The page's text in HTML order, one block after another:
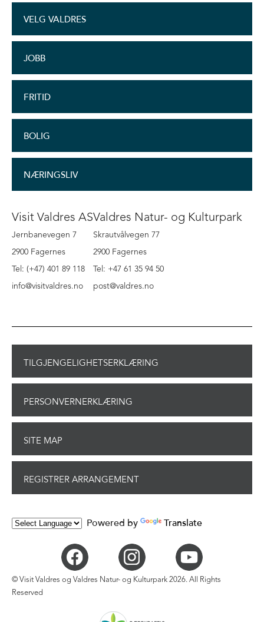
VELG VALDRES
JOBB
FRITID
BOLIG
NÆRINGSLIV
Visit Valdres AS
Jernbanevegen 7
2900 Fagernes
Tel: (+47) 401 89 118
info@visitvaldres.no
Valdres Natur- og Kulturpark
Skrautvålvegen 77
2900 Fagernes
Tel: +47 61 35 94 50
post@valdres.no
TILGJENGELIGHETSERKLÆRING
PERSONVERNERKLÆRING
SITE MAP
REGISTRER ARRANGEMENT
Powered by Translate
© Visit Valdres og Valdres Natur- og Kulturpark 2026. All Rights
Reserved